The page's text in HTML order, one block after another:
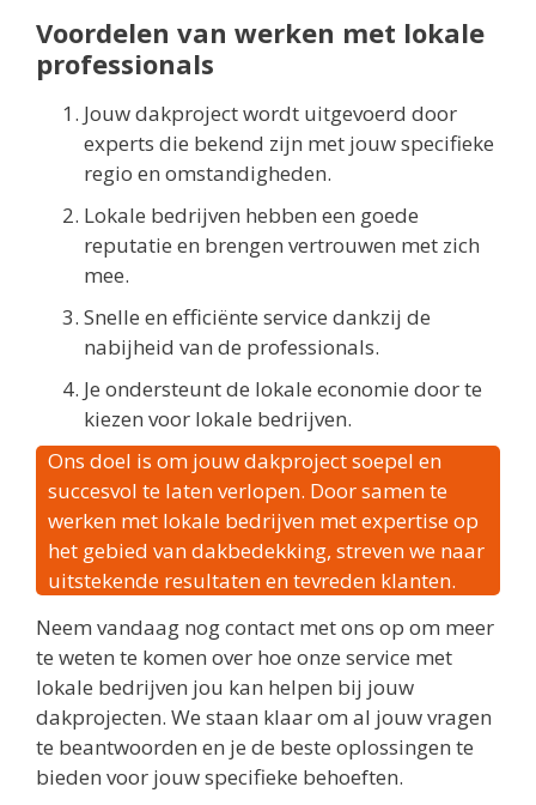
Voordelen van werken met lokale
professionals
Jouw dakproject wordt uitgevoerd door
experts die bekend zijn met jouw specifieke
regio en omstandigheden.
Lokale bedrijven hebben een goede
reputatie en brengen vertrouwen met zich
mee.
Snelle en efficiënte service dankzij de
nabijheid van de professionals.
Je ondersteunt de lokale economie door te
kiezen voor lokale bedrijven.
Ons doel is om jouw dakproject soepel en
succesvol te laten verlopen. Door samen te
werken met lokale bedrijven met expertise op
het gebied van dakbedekking, streven we naar
uitstekende resultaten en tevreden klanten.
Neem vandaag nog contact met ons op om meer
te weten te komen over hoe onze service met
lokale bedrijven jou kan helpen bij jouw
dakprojecten. We staan klaar om al jouw vragen
te beantwoorden en je de beste oplossingen te
bieden voor jouw specifieke behoeften.